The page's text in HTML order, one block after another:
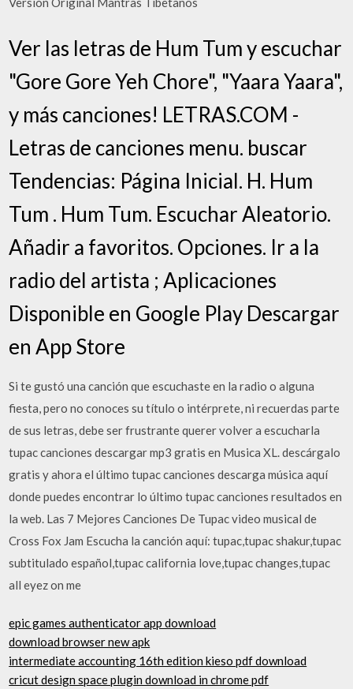
Ver las letras de Hum Tum y escuchar
"Gore Gore Yeh Chore", "Yaara Yaara",
y más canciones! LETRAS.COM -
Letras de canciones menu. buscar
Tendencias: Página Inicial. H. Hum
Tum . Hum Tum. Escuchar Aleatorio.
Añadir a favoritos. Opciones. Ir a la
radio del artista ; Aplicaciones
Disponible en Google Play Descargar
en App Store
Si te gustó una canción que escuchaste en la radio o alguna
fiesta, pero no conoces su título o intérprete, ni recuerdas parte
de sus letras, debe ser frustrante querer volver a escucharla
tupac canciones descargar mp3 gratis en Musica XL. descárgalo
gratis y ahora el último tupac canciones descarga música aquí
donde puedes encontrar lo último tupac canciones resultados en
la web. Las 7 Mejores Canciones De Tupac video musical de
Cross Fox Jam Escucha la canción aquí: tupac,tupac shakur,tupac
subtitulado español,tupac california love,tupac changes,tupac
all eyez on me
epic games authenticator app download
download browser new apk
intermediate accounting 16th edition kieso pdf download
cricut design space plugin download in chrome pdf